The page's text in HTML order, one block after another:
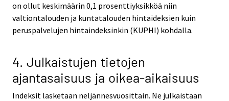
on ollut keskimäärin 0,1 prosenttiyksikköä niin
valtiontalouden ja kuntatalouden hintaideksien kuin
peruspalvelujen hintaindeksinkin (KUPHI) kohdalla.
4. Julkaistujen tietojen
ajantasaisuus ja oikea-aikaisuus
Indeksit lasketaan neljännesvuosittain. Ne julkaistaan